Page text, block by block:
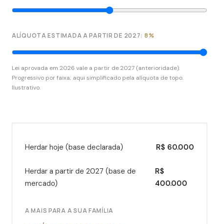
ALÍQUOTA ESTIMADA A PARTIR DE 2027: 8%
Lei aprovada em 2026 vale a partir de 2027 (anterioridade).
Progressivo por faixa; aqui simplificado pela alíquota de topo.
Ilustrativo.
Herdar hoje (base declarada) R$ 60.000
Herdar a partir de 2027 (base de
mercado)
R$
400.000
A MAIS PARA A SUA FAMÍLIA